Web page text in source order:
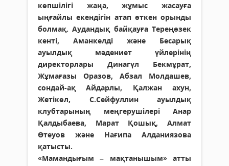
көпшілігі жаңа, жұмыс жасауға
ыңғайлы екендігін атап өткен орынды
болмақ. Аудандық байқауға Тереңөзек
кенті, Аманкелді және Бесарық
ауылдық мәдениет үйлерінің
директорлары Динагүл Бекмұрат,
Жұмағазы Оразов, Абзал Молдашев,
сондай-ақ Айдарлы, Қалжан ахун,
Жетікөл, С.Сейфуллин ауылдық
клубтарының меңгерушілері Анар
Қалдыбаева, Марат Қошық, Алмат
Өтеуов және Нағипа Алданиязова
қатысты.
«Мамандығым – мақтанышым» атты